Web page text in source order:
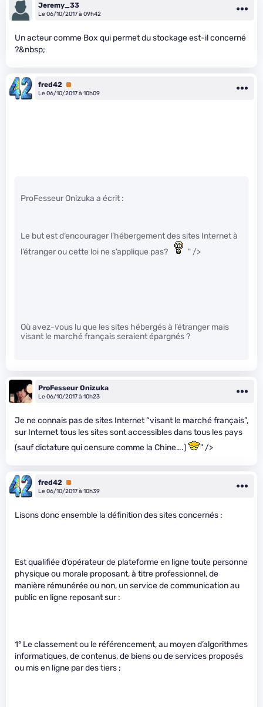
Jeremy_33
Le 06/10/2017 à 09h42
Un acteur comme Box qui permet du stockage est-il concerné
?&nbsp;
fred42 Premium
Le 06/10/2017 à 10h09
ProFesseur Onizuka a écrit :
Le but est d’encourager l’hébergement des sites Internet à
l’étranger ou cette loi ne s’applique pas?
" />
Où avez-vous lu que les sites hébergés à l’étranger mais
visant le marché français seraient épargnés ?
ProFesseur Onizuka
Le 06/10/2017 à 10h23
Je ne connais pas de sites Internet “visant le marché français”,
sur Internet tous les sites sont accessibles dans tous les pays
(sauf dictature qui censure comme la Chine….)
" />
fred42 Premium
Le 06/10/2017 à 10h39
Lisons donc ensemble la définition des sites concernés :
Est qualifiée d’opérateur de plateforme en ligne toute personne
physique ou morale proposant, à titre professionnel, de
manière rémunérée ou non, un service de communication au
public en ligne reposant sur :
1° Le classement ou le référencement, au moyen d’algorithmes
informatiques, de contenus, de biens ou de services proposés
ou mis en ligne par des tiers ;